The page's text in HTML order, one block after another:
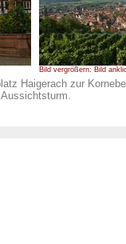
Bild vergrößern: Bild
Haigerach zur